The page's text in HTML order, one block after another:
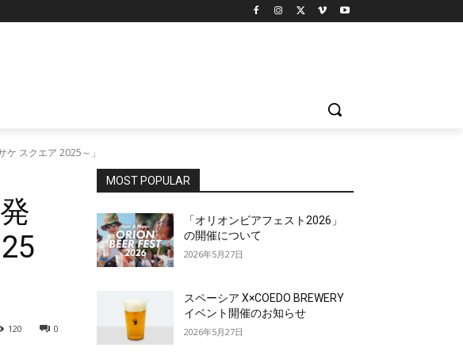
ケ スクエア 2025～」
0
120
MOST POPULAR
「オリオンビアフェスト2026」
の開催について
2026年5月27日
スペーシア X×COEDO BREWERY
イベント開催のお知らせ
2026年5月27日